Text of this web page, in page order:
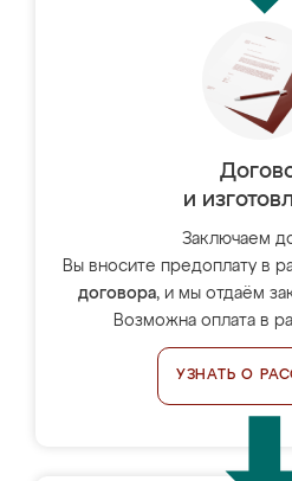
и
Заключаем
Вы вносите предоплату в
договора, и мы отдаём
Возможна оплата в
УЗНАТЬ О